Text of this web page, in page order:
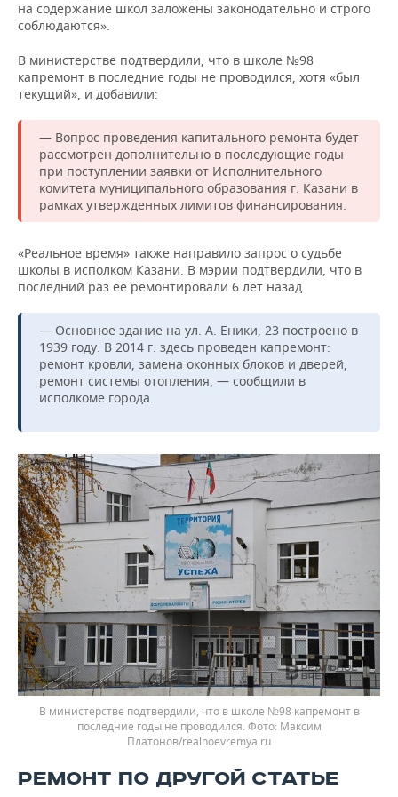
на содержание школ заложены законодательно и строго
соблюдаются».
В министерстве подтвердили, что в школе №98
капремонт в последние годы не проводился, хотя «был
текущий», и добавили:
— Вопрос проведения капитального ремонта будет
рассмотрен дополнительно в последующие годы
при поступлении заявки от Исполнительного
комитета муниципального образования г. Казани в
рамках утвержденных лимитов финансирования.
«Реальное время» также направило запрос о судьбе
школы в исполком Казани. В мэрии подтвердили, что в
последний раз ее ремонтировали 6 лет назад.
— Основное здание на ул. А. Еники, 23 построено в
1939 году. В 2014 г. здесь проведен капремонт:
ремонт кровли, замена оконных блоков и дверей,
ремонт системы отопления, — сообщили в
исполкоме города.
В министерстве подтвердили, что в школе №98 капремонт в
последние годы не проводился. Фото: Максим
Платонов/realnoevremya.ru
РЕМОНТ ПО ДРУГОЙ СТАТЬЕ